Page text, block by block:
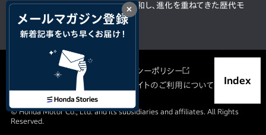
×
Index
ACCORD 50周年。人と時代に調和し、進化を重ねてきた歴代モ
デルの歩み
サイトマップ
プライバシーポリシー
ソーシャルメディア利用規約
サイトのご利用について
© Honda Motor Co., Ltd. and its subsidiaries and affiliates. All Rights
Reserved.